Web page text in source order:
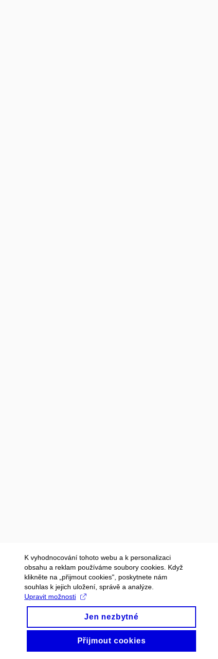
K vyhodnocování tohoto webu a k personalizaci
obsahu a reklam používáme soubory cookies. Když
klikněte na „přijmout cookies", poskytnete nám
souhlas k jejich uložení, správě a analýze.
Upravit možnosti
Jen nezbytné
Přijmout cookies